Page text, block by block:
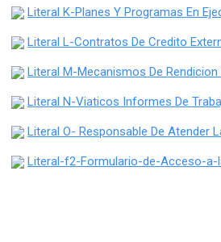
Literal K-Planes Y Programas En
Literal L-Contratos De Credito
Literal M-Mecanismos De
Literal N-Viaticos Informes De
Literal O- Responsable De Atender
Literal-f2-Formulario-de-Acceso-